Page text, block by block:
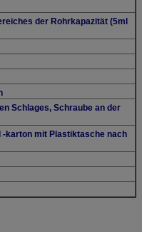
der Rohrkapazität (5ml
Schlages, Schraube an der
karton mit Plastiktasche nach